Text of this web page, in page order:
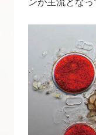
ンが主流となっ